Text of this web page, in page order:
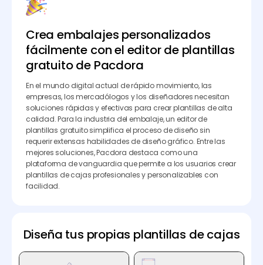
Crea embalajes personalizados
fácilmente con el editor de plantillas
gratuito de Pacdora
En el mundo digital actual de rápido movimiento, las
empresas, los mercadólogos y los diseñadores necesitan
soluciones rápidas y efectivas para crear plantillas de alta
calidad. Para la industria del embalaje, un editor de
plantillas gratuito simplifica el proceso de diseño sin
requerir extensas habilidades de diseño gráfico. Entre las
mejores soluciones, Pacdora destaca como una
plataforma de vanguardia que permite a los usuarios crear
plantillas de cajas profesionales y personalizables con
facilidad.
Diseña tus propias plantillas de cajas